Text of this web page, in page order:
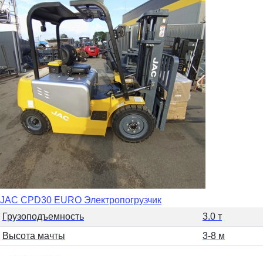
JAC CPD30 EURO Электропогрузчик
Грузоподъемность
3.0 т
Высота мачты
3-8 м